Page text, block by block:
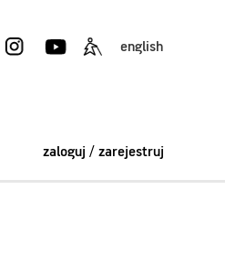
english
zaloguj / zarejestruj